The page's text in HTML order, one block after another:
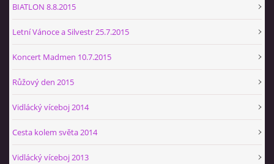
BIATLON 8.8.2015
Letní Vánoce a Silvestr 25.7.2015
Koncert Madmen 10.7.2015
Růžový den 2015
Vidlácký víceboj 2014
Cesta kolem světa 2014
Vidlácký víceboj 2013